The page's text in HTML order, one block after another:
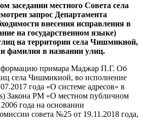
заседании местного Совета села
запрос Департамента
внесения исправления в
на государственном языке)
на территории села Чишмикиой,
и фамилия в названии улиц.
примара Маджар П.Г. Об
села Чишмикиой, во исполнение
года «О системе адресов» в
Закона РМ «О местном публичном
года на основании
совета №25 от 19.11.2018 года,